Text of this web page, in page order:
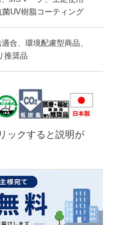
UV樹脂コーティング
合、環境配慮型商品、
推奨品
ックすると説明が